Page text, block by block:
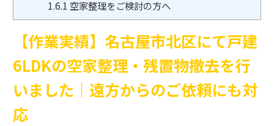
1.6.1 空家整理をご検討の方へ
【作業実績】名古屋市北区にて戸建
6LDKの空家整理・残置物撤去を行
いました｜遠方からのご依頼にも対
応